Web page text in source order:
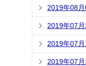
2019年08
2019年07
2019年07
2019年07